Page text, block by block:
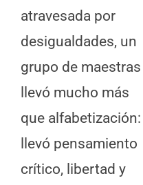
atravesada por
desigualdades, un
grupo de maestras
llevó mucho más
que alfabetización:
llevó pensamiento
crítico, libertad y